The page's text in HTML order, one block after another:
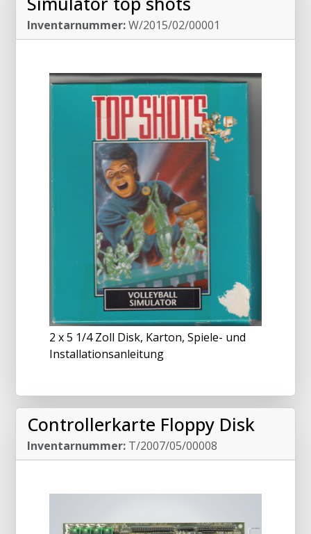
Inventarnummer:W/2015/02/00001
2 x 5 1/4 Zoll Disk, Karton, Spiele- und
Installationsanleitung
Controllerkarte Floppy Disk
Inventarnummer: T/2007/05/00008